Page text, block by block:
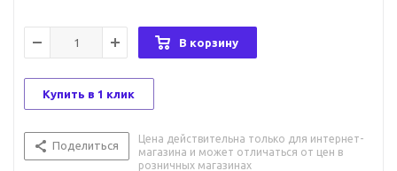
В корзину
Купить в 1 клик
Поделиться
Цена действительна только для интернет-
магазина и может отличаться от цен в
розничных магазинах